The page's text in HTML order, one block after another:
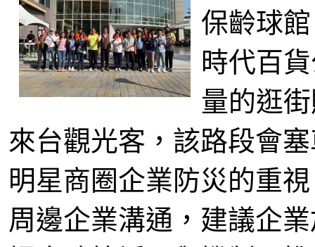
保齡球
時代百
量的逛
來台觀光客，該路段會
明星商圈企業防災的重
周邊企業溝通，建議企